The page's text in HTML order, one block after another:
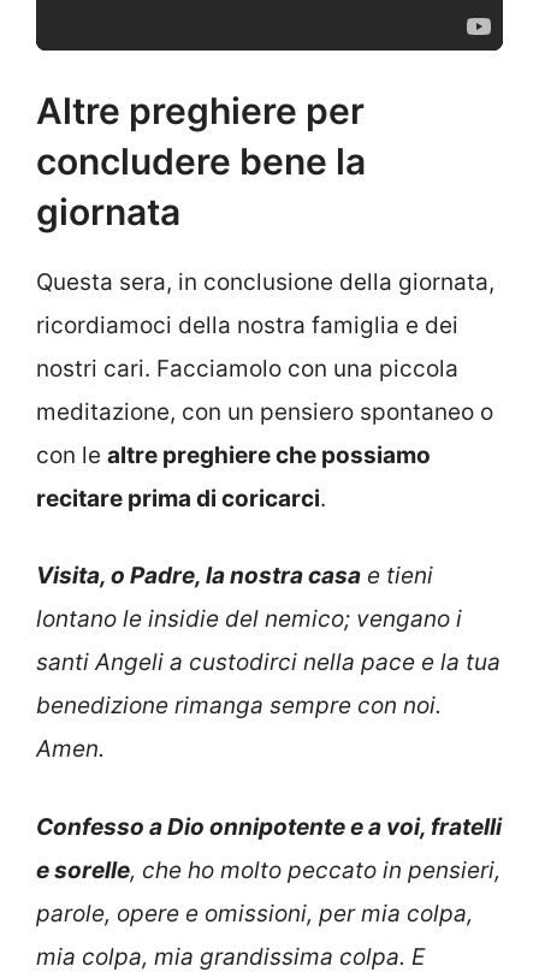
Altre preghiere per
concludere bene la
giornata
Questa sera, in conclusione della giornata,
ricordiamoci della nostra famiglia e dei
nostri cari. Facciamolo con una piccola
meditazione, con un pensiero spontaneo o
con le altre preghiere che possiamo
recitare prima di coricarci.
Visita, o Padre, la nostra casa e tieni
lontano le insidie del nemico; vengano i
santi Angeli a custodirci nella pace e la tua
benedizione rimanga sempre con noi.
Amen.
Confesso a Dio onnipotente e a voi, fratelli
e sorelle, che ho molto peccato in pensieri,
parole, opere e omissioni, per mia colpa,
mia colpa, mia grandissima colpa. E